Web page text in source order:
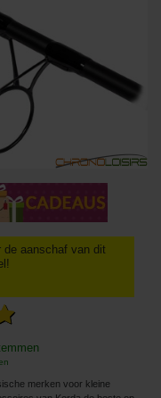
de aanschaf van dit
merken voor kleine